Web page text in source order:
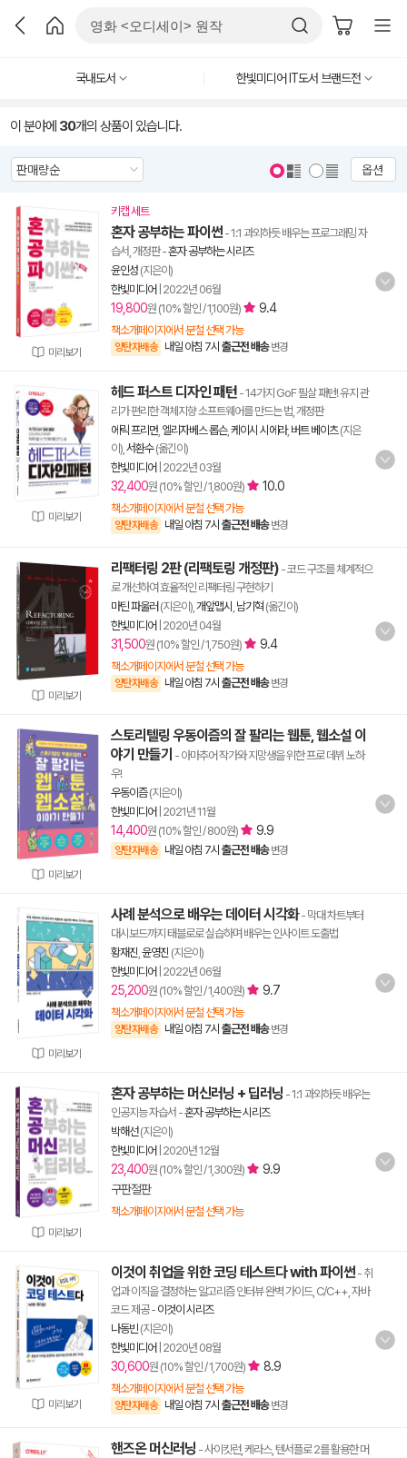
국내도서 한빛미디어 IT도서 브랜드전
이 분야에 30개의 상품이 있습니다.
옵션
미리보기
키캡 세트
혼자 공부하는 파이썬- 1:1 과외하듯 배우는 프로그래밍 자
습서, 개정판-혼자 공부하는 시리즈
윤인성 (지은이)
한빛미디어 2022년 06월
19,800원 (10% 할인 / 1,100원) 9.4
책소개페이지에서 분철 선택 가능
양탄자배송 내일 아침 7시 출근전 배송 변경
미리보기
헤드 퍼스트 디자인 패턴 - 14가지 GoF 필살 패턴! 유지 관
리가 편리한 객체지향 소프트웨어를 만드는 법, 개정판
에릭 프리먼 엘리자베스 롭슨, 케이시 시에라, 버트 베이츠(지은
이), 서환수(옮긴이)
한빛미디어 2022년 03월
32,400원 (10% 할인 / 1,800원) 10.0
책소개페이지에서 분철 선택 가능
양탄자배송 내일 아침 7시 출근전 배송 변경
미리보기
리팩터링 2판 (리팩토링 개정판) - 코드 구조를 체계적으
로 개선하여 효율적인 리팩터링 구현하기
마틴 파울러 (지은이), 개앞맵시 남기혁 (옮긴이)
한빛미디어 2020년 04월
31,500원 (10% 할인 / 1,750원) 9.4
책소개페이지에서 분철 선택 가능
양탄자배송 내일 아침 7시 출근전 배송 변경
미리보기
스토리텔링 우동이즘의 잘 팔리는 웹툰, 웹소설 이
야기 만들기 - 아마추어 작가와 지망생을 위한 프로 데뷔 노하
우!
우동이즘(지은이)
한빛미디어 2021년 11월
14,400원 (10% 할인 / 800원) 9.9
양탄자배송 내일 아침 7시 출근전 배송 변경
미리보기
사례 분석으로 배우는 데이터 시각화- 막대 차트부터
대시보드까지 태블로로 실습하며 배우는 인사이트 도출법
황재진 윤영진 (지은이)
한빛미디어 2022년 06월
25,200원 (10% 할인 / 1,400원) 9.7
책소개페이지에서 분철 선택 가능
양탄자배송 내일 아침 7시 출근전 배송 변경
미리보기
혼자 공부하는 머신러닝 + 딥러닝 - 1:1 과외하듯 배우는
인공지능 자습서 -혼자 공부하는 시리즈
박해선(지은이)
한빛미디어 2020년 12월
23,400원 (10% 할인 / 1,300원)
9.9
구판절판
책소개페이지에서 분철 선택 가능
미리보기
이것이 취업을 위한 코딩 테스트다 with 파이썬- 취
업과 이직을 결정하는 알고리즘 인터뷰 완벽 가이드, C/C++, 자바
코드 제공- 이것이 시리즈
나동빈 (지은이)
한빛미디어 2020년 08월
30,600원 (10% 할인 / 1,700원) 8.9
책소개페이지에서 분철 선택 가능
양탄자배송 내일 아침 7시 출근전 배송 변경
핸즈온 머신러닝 - 사이킷런, 케라스, 텐서플로 2를 활용한 머